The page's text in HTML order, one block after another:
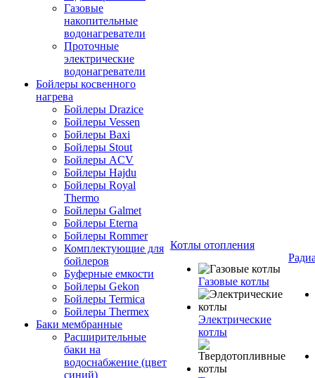
Газовые
накопительные
водонагреватели
Проточные
электрические
водонагреватели
Бойлеры косвенного
нагрева
Бойлеры Drazice
Бойлеры Vessen
Бойлеры Baxi
Бойлеры Stout
Бойлеры ACV
Бойлеры Hajdu
Бойлеры Royal
Thermo
Бойлеры Galmet
Бойлеры Eterna
Бойлеры Rommer
Комплектующие для
бойлеров
Буферные емкости
Бойлеры Gekon
Бойлеры Termica
Бойлеры Thermex
Баки мембранные
Расширительные
баки на
водоснабжение (цвет
синий)
Котлы отопления
Газовые котлы
Электрические
котлы